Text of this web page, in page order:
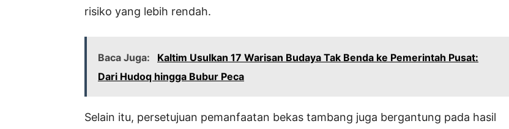
risiko yang lebih rendah.
Baca Juga:
Kaltim Usulkan 17 Warisan Budaya Tak Benda ke Pemerintah Pusat:
Dari Hudoq hingga Bubur Peca
Selain itu, persetujuan pemanfaatan bekas tambang juga bergantung pada hasil